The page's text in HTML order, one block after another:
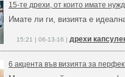
15-те дрехи, от които имате
Имате ли ги, визията е
15:21 | 06-13-16 | дрехи
6 акцента във визията за